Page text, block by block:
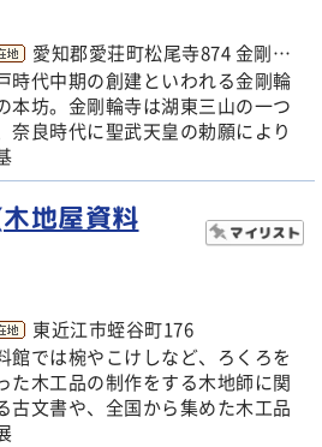
愛知郡愛荘町松尾寺874 金剛輪寺内
時代中期の創建といわれる金剛輪
本坊。金剛輪寺は湖東三山の一つ
奈良時代に聖武天皇の勅願により
地屋資料
東近江市蛭谷町176
館では椀やこけしなど、ろくろを
た木工品の制作をする木地師に関
古文書や、全国から集めた木工品